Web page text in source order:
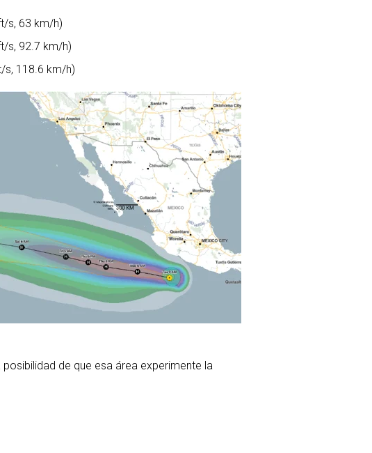
s, 63 km/h)
s, 92.7 km/h)
s, 118.6 km/h)
de que esa área experimente la